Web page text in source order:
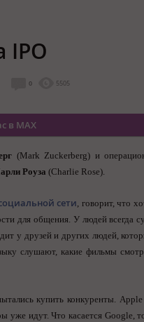
IPO
0 5505
в MAX
(Mark Zuckerberg) и
Роуза (Charlie Rose).
сети , говорит, что
для общения. У людей всегда
у друзей и других людей,
слушают, какие фильмы
купить конкуренты.
идут. Что касается Google,